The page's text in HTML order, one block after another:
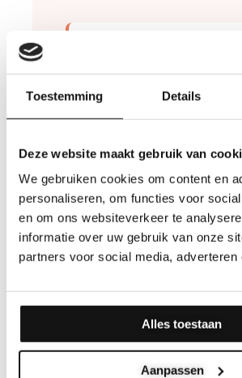
Toestemming Details
Deze website maakt gebruik van
We gebruiken cookies om content en
personaliseren, om functies voor
en om ons websiteverkeer te
informatie over uw gebruik van onze
partners voor social media, adverteren
Alles toestaan
Aanpassen
comme cadeau d’affaires
boisson ou repas. WNous
des remises intéressantes
commandes importantes de
cadeaux d’entreprise
Pour des quantités plus
importantes, nous pouvons
personnalisé en fonction de